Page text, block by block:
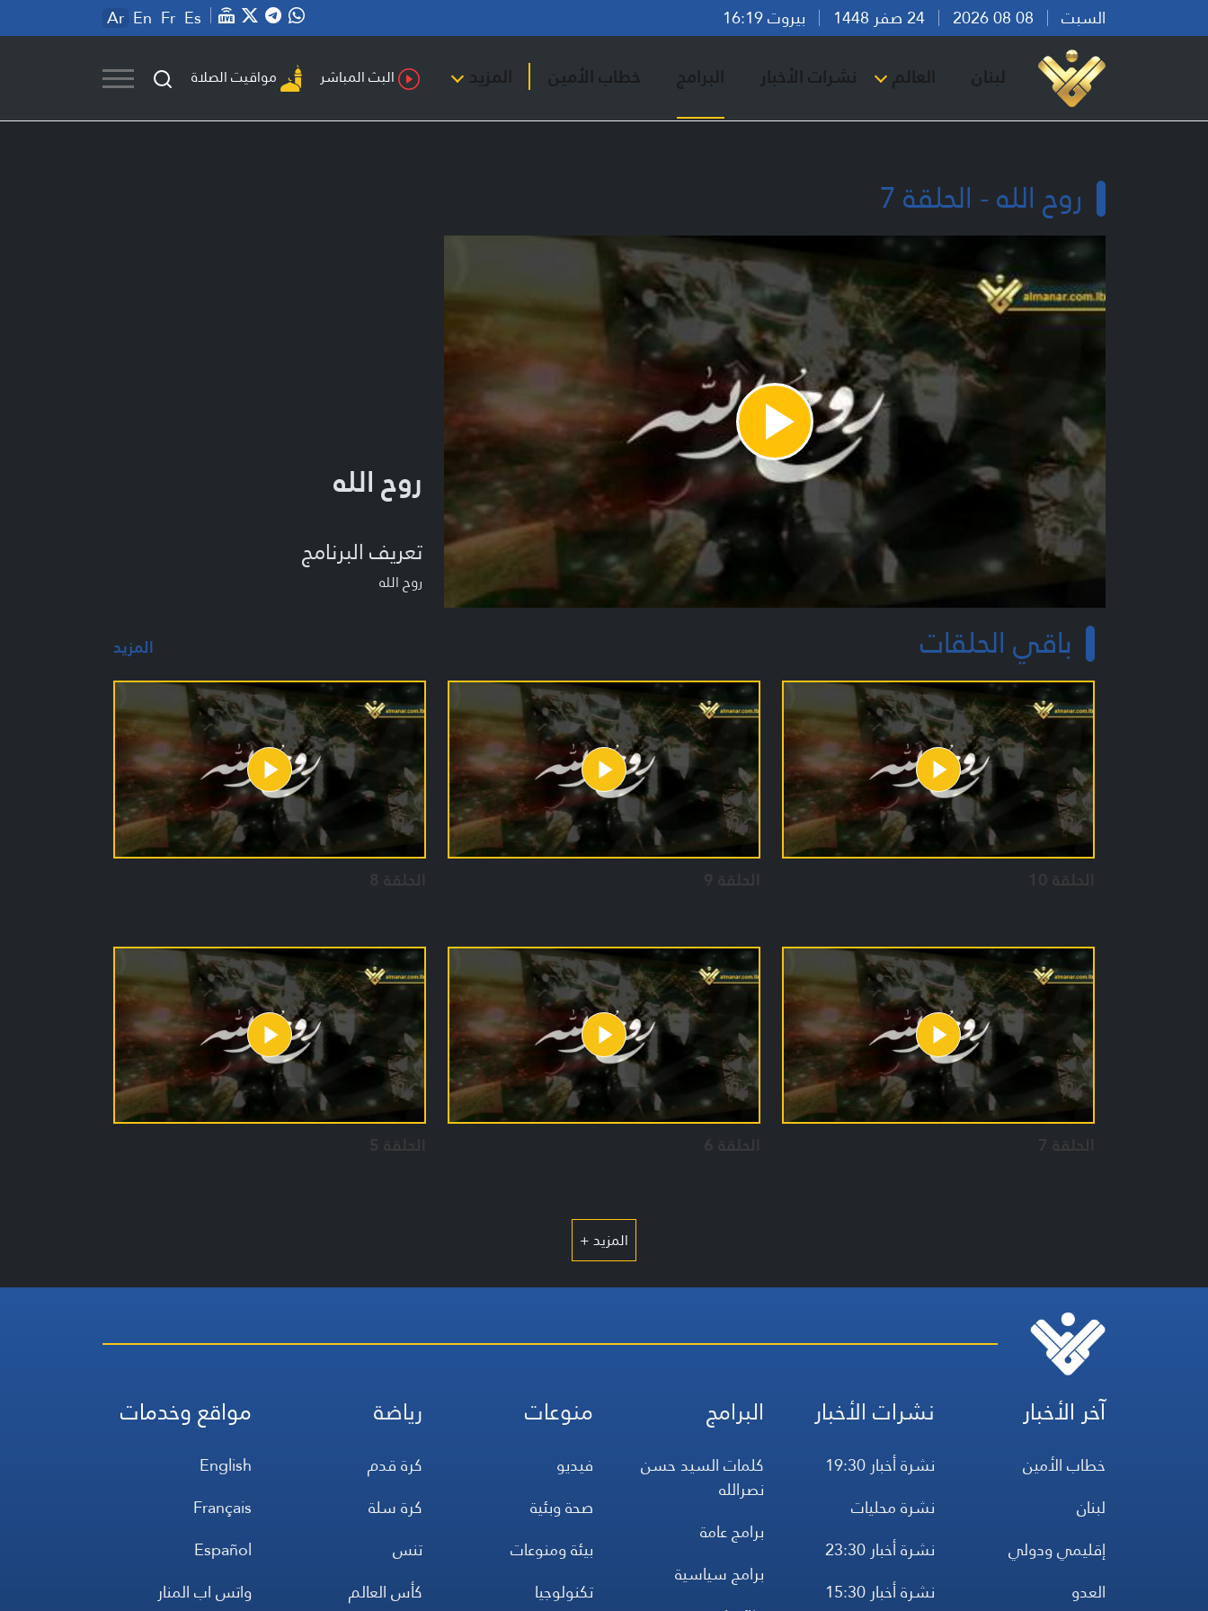
السبت بيروت 16:19 Ar En Fr Es
لبنان العالم نشرات الأخبار البرامج خطاب الأمين المزيد البث المباشر مواقيت الصلاة
روح الله - الحلقة 7
Play
Video
روح الله
تعريف البرنامج
روح الله
باقي الحلقات المزيد
الحلقة 10 الحلقة 9 الحلقة 8
الحلقة 7 الحلقة 6 الحلقة 5
المزيد +
آخر الأخبار
خطاب الأمين
لبنان
إقليمي ودولي
العدو
نشرات الأخبار
نشرة أخبار 19:30
نشرة محليات
نشرة أخبار 23:30
نشرة أخبار 15:30
البرامج
كلمات السيد حسن
نصرالله
برامج عامة
برامج سياسية
منوعات
فيديو
صحة وبئية
بيئة ومنوعات
تكنولوجيا
رياضة
كرة قدم
كرة سلة
تنس
كأس العالم
مواقع وخدمات
English
Français
Español
واتس اب المنار